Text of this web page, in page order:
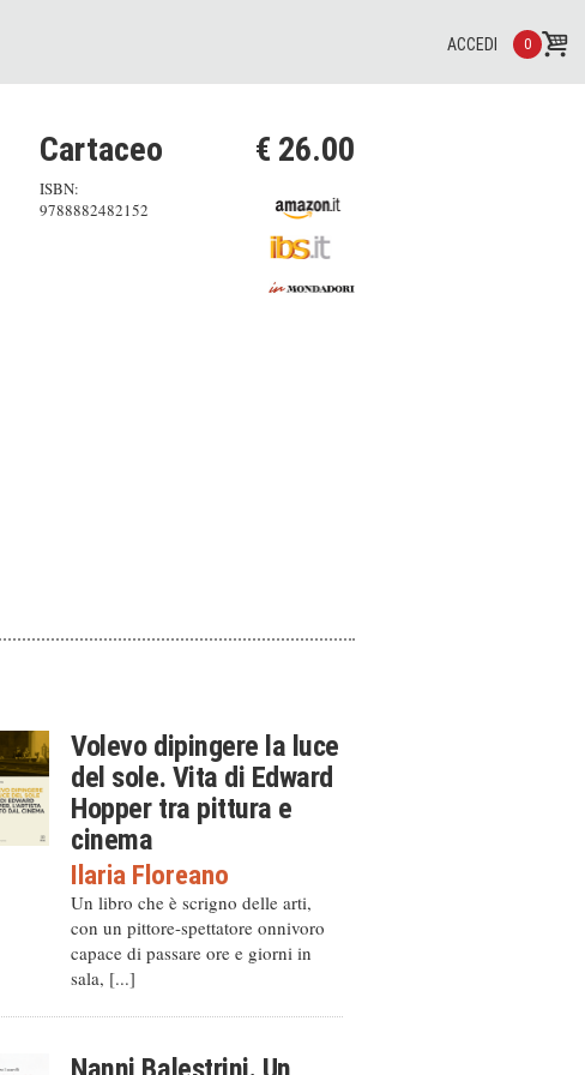
0
ACCEDI
Cartaceo
ISBN:
9788882482152
€ 26.00
Volevo dipingere la luce
del sole. Vita di Edward
Hopper tra pittura e
cinema
Ilaria Floreano
Un libro che è scrigno delle arti,
con un pittore-spettatore onnivoro
capace di passare ore e giorni in
sala, [...]